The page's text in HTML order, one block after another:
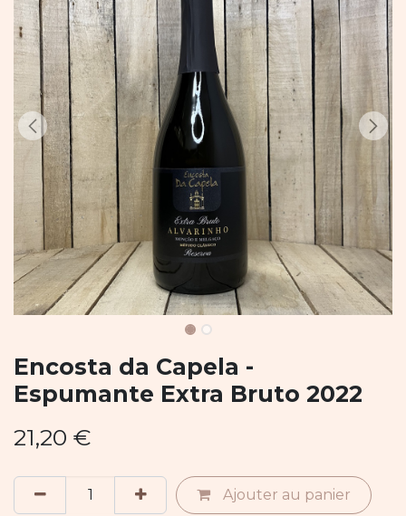
Encosta da Capela -
Espumante Extra Bruto 2022
21,20 €
Ajouter au panier